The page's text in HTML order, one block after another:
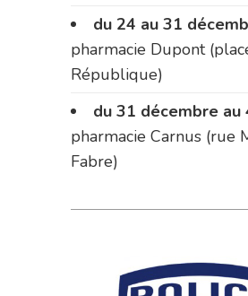
du 24 au 31
pharmacie Dupont
République)
du 31 décembre au
pharmacie Carnus (rue
Fabre)